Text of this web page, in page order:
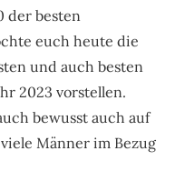
der besten
euch heute die
und auch besten
2023 vorstellen.
bewusst auch auf
Männer im Bezug